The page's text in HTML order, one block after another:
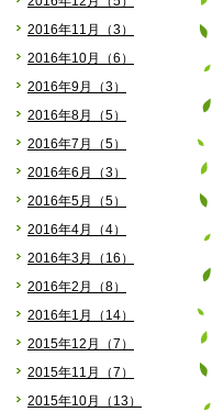
2016年11月（3）
2016年10月（6）
2016年9月（3）
2016年8月（5）
2016年7月（5）
2016年6月（3）
2016年5月（5）
2016年4月（4）
2016年3月（16）
2016年2月（8）
2016年1月（14）
2015年12月（7）
2015年11月（7）
2015年10月（13）